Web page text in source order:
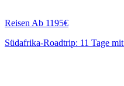
Reisen Ab 1195€
Südafrika-Roadtrip: 11 Tage